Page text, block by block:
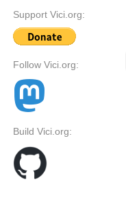
Support Vici.org:
Follow Vici.org:
Build Vici.org: